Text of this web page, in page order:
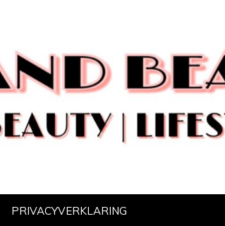
PRIVACYVERKLARING